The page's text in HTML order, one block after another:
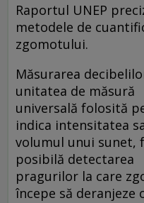
Raportul UNEP
metodele de
zgomotului.
Măsurarea
unitatea de măsură
universală folosită
indica intensitatea
volumul unui sunet,
posibilă detectarea
pragurilor la care
începe să deranjeze